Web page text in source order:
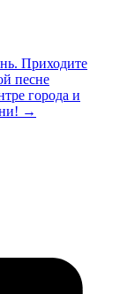
Приходите
песне
города и
→